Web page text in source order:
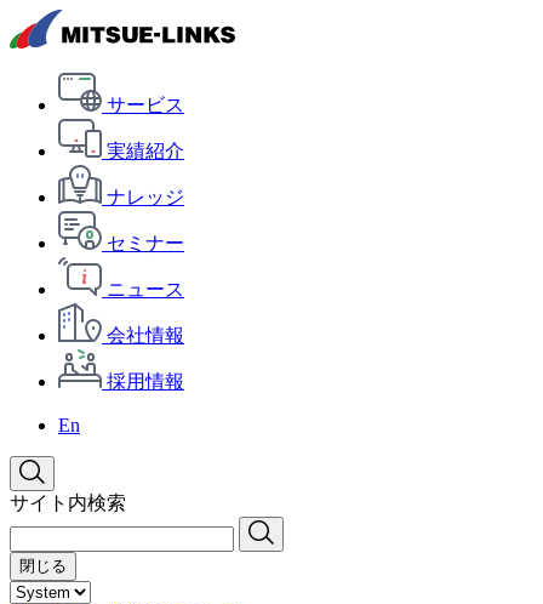
サービス
実績紹介
ナレッジ
セミナー
ニュース
会社情報
採用情報
En
サイト内検索
閉じる